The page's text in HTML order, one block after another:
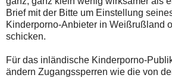
Brief mit der Bitte um Einstellung
Kinderporno-Anbieter in Weißrußland
schicken.
Für das inländische Kinderporno-
ändern Zugangssperren wie die von